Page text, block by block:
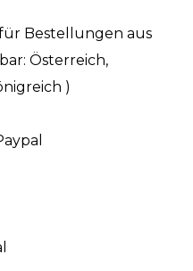
Bestellungen aus
Österreich,
)